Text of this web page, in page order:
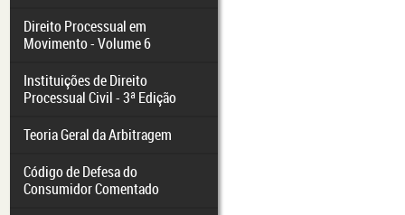
Direito Processual em
Movimento - Volume 6
Instituições de Direito
Processual Civil - 3ª Edição
Teoria Geral da Arbitragem
Código de Defesa do
Consumidor Comentado